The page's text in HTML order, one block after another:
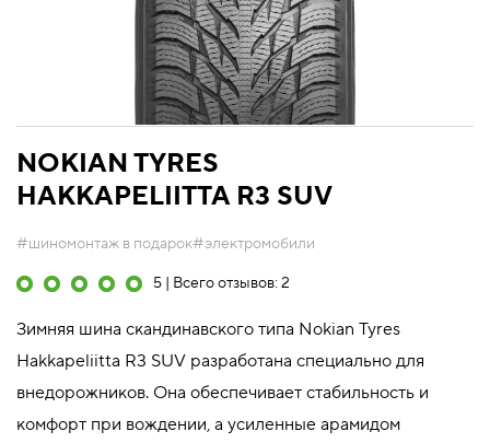
NOKIAN TYRES
HAKKAPELIITTA R3 SUV
#шиномонтаж в подарок#электромобили
5 | Всего отзывов: 2
Зимняя шина скандинавского типа Nokian Tyres
Hakkapeliitta R3 SUV разработана специально для
внедорожников. Она обеспечивает стабильность и
комфорт при вождении, а усиленные арамидом